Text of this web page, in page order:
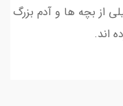
از بچه ها و آدم بزرگ
اند.